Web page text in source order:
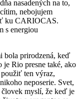
nasadených na to,
nebojujem
ku CARIOCAS.
s energiou
bola prirodzená, keď
je Rio presne také, ako
ten výraz,
neposerie. Svet,
myslí, že keď je